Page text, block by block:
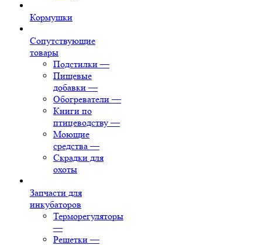
Кормушки
Сопутствующие
товары
Подстилки —
Пищевые
добавки —
Обогреватели —
Книги по
птицеводству —
Моющие
средства —
Скрадки для
охоты
Запчасти для
инкубаторов
Терморегуляторы
—
Решетки —